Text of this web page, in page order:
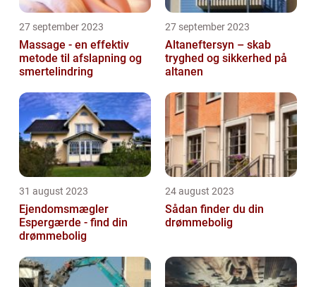
27 september 2023
Massage - en effektiv
metode til afslapning og
smertelindring
27 september 2023
Altaneftersyn – skab
tryghed og sikkerhed på
altanen
31 august 2023
Ejendomsmægler
Espergærde - find din
drømmebolig
24 august 2023
Sådan finder du din
drømmebolig